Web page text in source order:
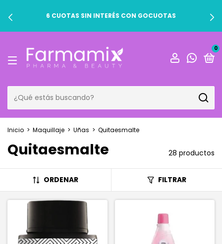
6 CUOTAS SIN INTERÉS CON GOCUOTAS
0
Inicio > Maquillaje > Uñas > Quitaesmalte
Quitaesmalte 28 productos
ORDENAR FILTRAR